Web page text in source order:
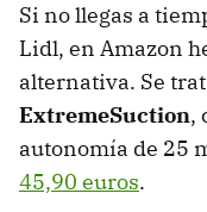
Si no llegas a
Lidl, en Amazon
alternativa. Se
ExtremeSuction,
autonomía de 25
45,90 euros.